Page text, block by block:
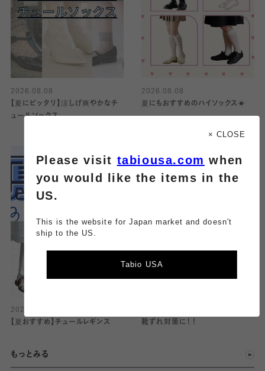
2026.08.08
【夏にピッタリ】涼しげ爽やかなチ
ュールソックス
2026.08.08
夏にもおすすめのハイソックス☀︎
2026.08.08
【夏おすすめ】チュールレギンス
靴ずれ対策に！！
もっとみる
× CLOSE
Please visit tabiousa.com when
you would like the items in the
US.
This is the website for Japan market and doesn't
ship to the US.
Tabio USA